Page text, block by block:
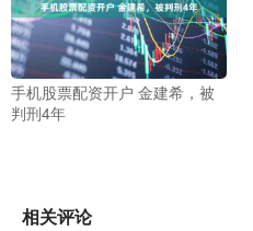
手机股票配资开户 金建希，被
判刑4年
相关评论